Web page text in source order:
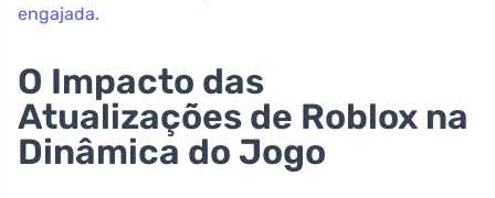
engajada.
O Impacto das
Atualizações de Roblox na
Dinâmica do Jogo